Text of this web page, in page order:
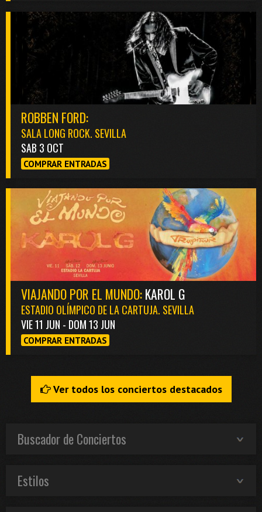
ROBBEN FORD:
SALA LONG ROCK. SEVILLA
SAB 3 OCT
COMPRAR ENTRADAS
VIAJANDO POR EL MUNDO:KAROL G
ESTADIO OLÍMPICO DE LA CARTUJA. SEVILLA
VIE 11 JUN - DOM 13 JUN
COMPRAR ENTRADAS
Ver todos los conciertos destacados
Buscador de Conciertos
Estilos